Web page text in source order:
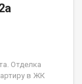
Отделка
в ЖК